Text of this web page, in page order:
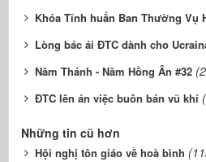
Khóa Tĩnh huấn Ban Thường Vụ
Lòng bác ái ĐTC dành cho
Năm Thánh - Năm Hồng Ân #32
ĐTC lên án việc buôn bán vũ khí
Những tin cũ hơn
Hội nghị tôn giáo về hoà bình